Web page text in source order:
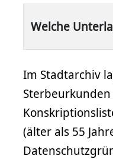
Welche
Im Stadtarchiv
(älter als 55